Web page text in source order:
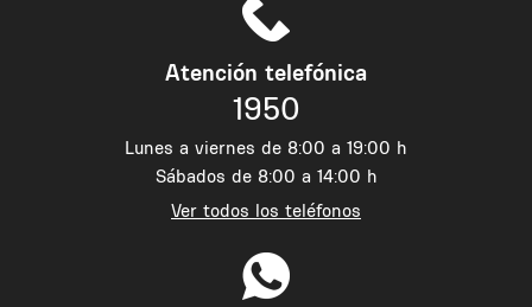
Atención telefónica
1950
Lunes a viernes de 8:00 a 19:00 h
Sábados de 8:00 a 14:00 h
Ver todos los teléfonos